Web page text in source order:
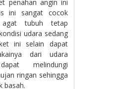
penahan angin ini
ini sangat cocok
tubuh tetap
udara sedang
ini selain dapat
dari udara
melindungi
ringan sehingga
basah.